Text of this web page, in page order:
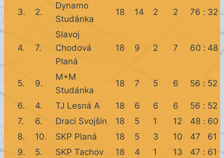
3. 2.
Dynamo
Studánka
18 14 2 2 76 : 32
4. 7.
Slavoj
Chodová
Planá
18 9 2 7 60 : 48
5. 9.
M+M
Studánka
18 7 5 6 56 : 52
6. 4. TJ Lesná A 18 6 6 6 56 : 52
7.
6. Draci Svojšín 18 5 1 12 48 : 60
8.
10. SKP Planá 18 5 3 10 47
61
9.
5. SKP Tachov 18 4 1 13 47 : 61